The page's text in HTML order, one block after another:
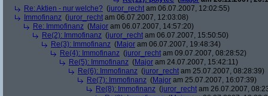
Re: Aktien - nur welche? (juror_recht am 06.07.2007, 12:02:55)
Immofinanz (juror_recht am 06.07.2007, 12:03:08)
Re: Immofinanz (Major am 06.07.2007, 14:57:20)
Re(2): Immofinanz (juror_recht am 06.07.2007, 15:50:50)
Re(3): Immofinanz (Major am 06.07.2007, 19:48:34)
Re(4): Immofinanz (juror_recht am 09.07.2007, 08:28:52)
Re(5): Immofinanz (Major am 24.07.2007, 15:42:11)
Re(6): Immofinanz (juror_recht am 25.07.2007, 08:28:39)
Re(7): Immofinanz (Major am 25.07.2007, 16:07:39)
Re(8): Immofinanz (juror_recht am 26.07.2007,